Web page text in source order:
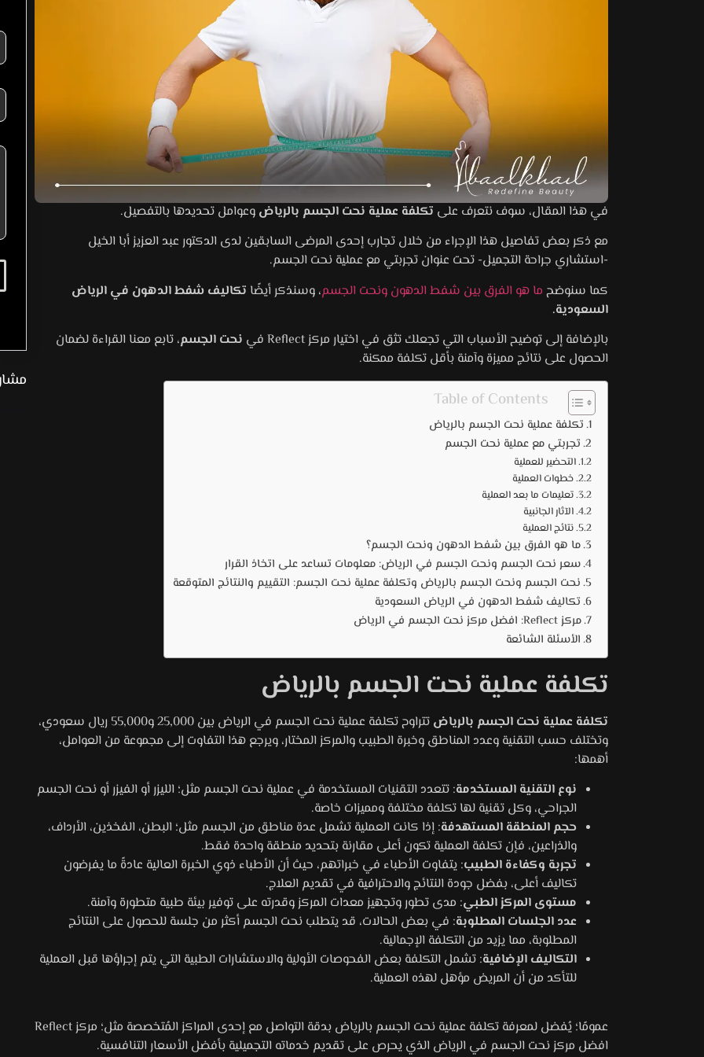
تكلفة
نحت
الجسم
في
الرياض
تختلف
حسب
الحالة
وعدد
المناطق
والتقنية
المستخدمة،
وتتراوح
25,000
55,000
ريال
سعودي.
إذا
تبحث
عن
قوام
مثالي
مشدود
دون
ترهلات،
فهذا
المقال
يوضح
تحتاج
معرفته
الأسعار،
الفرق
نحت
الجسم
وشفط
الدهون،
مميزة
لدى
الدكتور
العزيز
الخيل.
في هذا المقال، سوف نتعرف على تكلفة عملية نحت الجسم بالرياض وعوامل تحديدها بالتفصيل.
مع ذكر بعض تفاصيل هذا الإجراء من خلال تجارب إحدى المرضى السابقين لدى الدكتور عبد العزيز أبا الخيل
-استشاري جراحة التجميل- تحت عنوان تجربتي مع عملية نحت الجسم.
كما سنوضح ما هو الفرق بين شفط الدهون ونحت الجسم، وسنذكر أيضًا تكاليف شفط الدهون في الرياض
السعودية.
بالإضافة إلى توضيح الأسباب التي تجعلك تثق في اختيار مركز Reflect في
نحت الجسم، تابع معنا القراءة لضمان
الحصول على نتائج مميزة وآمنة بأقل تكلفة ممكنة.
Table of Contents
تكلفة عملية نحت الجسم بالرياض
تجربتي مع عملية نحت الجسم
التحضير للعملية
خطوات العملية
تعليمات ما بعد العملية
الآثار الجانبية
نتائج العملية
ما هو الفرق بين شفط الدهون ونحت الجسم؟
سعر نحت الجسم ونحت الجسم في الرياض: معلومات تساعد على اتخاذ القرار
نحت الجسم ونحت الجسم بالرياض وتكلفة عملية نحت الجسم: التقييم والنتائج المتوقعة
تكاليف شفط الدهون في الرياض السعودية
مركز Reflect: افضل مركز نحت الجسم في الرياض
الأسئلة الشائعة
تكلفة عملية نحت الجسم بالرياض
تكلفة عملية نحت الجسم بالرياض
تتراوح تكلفة عملية نحت الجسم في الرياض بين 25,000 و55,000 ريال سعودي،
وتختلف حسب التقنية وعدد المناطق وخبرة الطبيب والمركز المختار، ويرجع هذا التفاوت إلى مجموعة من العوامل،
أهمها:
نوع التقنية المستخدمة: تتعدد التقنيات المستخدمة في عملية نحت الجسم مثل؛ الليزر أو الفيزر أو نحت الجسم
الجراحي، وكل تقنية لها تكلفة مختلفة ومميزات خاصة.
حجم المنطقة المستهدفة: إذا كانت العملية تشمل عدة مناطق من الجسم مثل؛ البطن، الفخذين، الأرداف،
والذراعين، فإن تكلفة العملية تكون أعلى مقارنة بتحديد منطقة واحدة فقط.
تجربة وكفاءة الطبيب: يتفاوت الأطباء في خبراتهم، حيث أن الأطباء ذوي الخبرة العالية عادةً ما يفرضون
تكاليف أعلى، بفضل جودة النتائج والاحترافية في تقديم العلاج.
مستوى المركز الطبي: مدى تطور وتجهيز معدات المركز وقدرته على توفير بيئة طبية متطورة وآمنة.
عدد الجلسات المطلوبة: في بعض الحالات، قد يتطلب نحت الجسم أكثر من جلسة للحصول على النتائج
المطلوبة، مما يزيد من التكلفة الإجمالية.
التكاليف الإضافية: تشمل التكلفة بعض الفحوصات الأولية والاستشارات الطبية التي يتم إجراؤها قبل العملية
للتأكد من أن المريض مؤهل لهذه العملية.
عمومًا؛ يُفضل لمعرفة تكلفة عملية نحت الجسم بالرياض بدقة التواصل مع إحدى المراكز المُتخصصة مثل؛ مركز Reflect
افضل مركز نحت الجسم في الرياض الذي يحرص على تقديم خدماته التجميلية بأفضل الأسعار التنافسية.
L
a